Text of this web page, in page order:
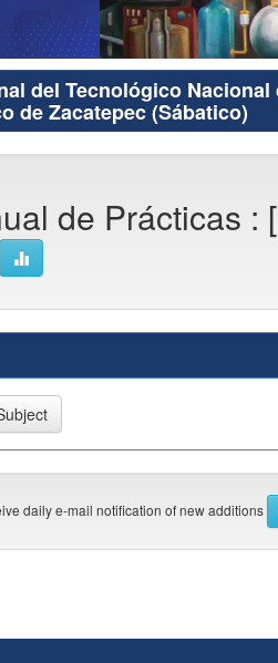
del Tecnológico Nacional
de Zacatepec (Sábatico)
de Prácticas :
daily e-mail notification of new additions